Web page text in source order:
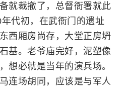
就裁撤了，总督衙署就此
代初，在武衙门的遗址
西厢房尚存，大堂正房坍
基。老爷庙完好，泥塑像
想必就是当年的演兵场。
连场胡同，应该是与军人